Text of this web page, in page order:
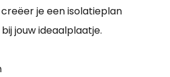
je een isolatieplan
jouw ideaalplaatje.